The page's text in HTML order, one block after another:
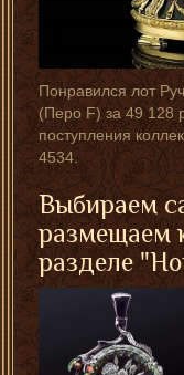
Понравился лот
(Перо F) за 49 128
поступления
4534.
Выбираем
размещаем
разделе